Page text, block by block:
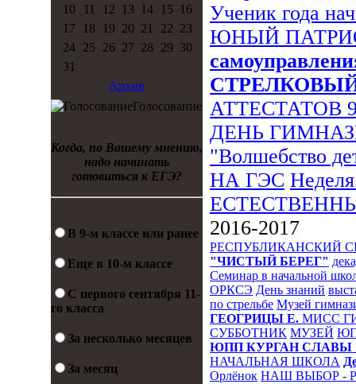
10
11 12 13 14 15
16
17
18 19 20 21 22 23
24
25 26 27 28 29 30
31
Архив
Голосование
Когда, по Вашему мнению,
надо начинать
готовиться к ЕГЭ?
В 9-м классе или ранее
Еще в 10-м классе
С первого сентября 11-
го класса
За несколько месяцев
За месяц
Ученик года
ЮНЫЙ
АТТЕСТАТОВ
ДЕНЬ
"Волшебство
НА ГЭС
2016-2017
РЕСПУБЛИКАНСКИЙ
"ЧИСТЫЙ БЕРЕГ"
Семинар в начальной
ОРКСЭ День знаний
по стрельбе Музей
ГЕОГРИЦЫ Е. МИСС
СУББОТНИК МУЗЕЙ
ЮПП КУРГАН СЛАВЫ
НАЧАЛЬНАЯ ШКОЛА
Орлёнок НАШ ВЫБОР -